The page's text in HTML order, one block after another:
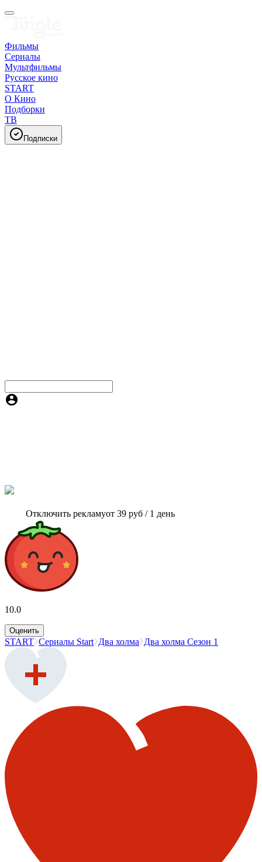
Фильмы
Сериалы
Мультфильмы
Русское кино
START
О Кино
Подборки
ТВ
Подписки
Отключить рекламуот 39 руб / 1 день
10.0
Оценить
START Сериалы Start Два холма Два холма Сезон 1